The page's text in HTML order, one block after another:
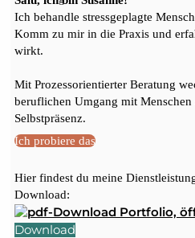
Ich behandle stressgeplagte
Komm zu mir in die Praxis und
wirkt.
Mit Prozessorientierter Beratung
beruflichen Umgang mit
Selbstpräsenz.
Ich probiere das
Hier findest du meine
Download:
Download